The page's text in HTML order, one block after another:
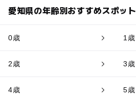
愛知県の年齢別おすすめスポット
0歳 1歳
2歳 3歳
4歳 5歳